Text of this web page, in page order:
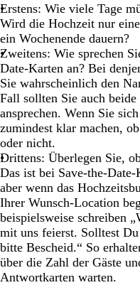
Erstens: Wie viele Tage
Wird die Hochzeit nur
ein Wochenende dauern?
Zweitens: Wie sprechen
Date-Karten an? Bei
Sie wahrscheinlich den
Fall sollten Sie auch
ansprechen. Wenn Sie
zumindest klar machen,
oder nicht.
Drittens: Überlegen Sie,
Das ist bei Save-the-
aber wenn das
Ihrer Wunsch-Location
beispielsweise schreiben
mit uns feierst. Solltest
bitte Bescheid.“ So
über die Zahl der Gäste
Antwortkarten warten.